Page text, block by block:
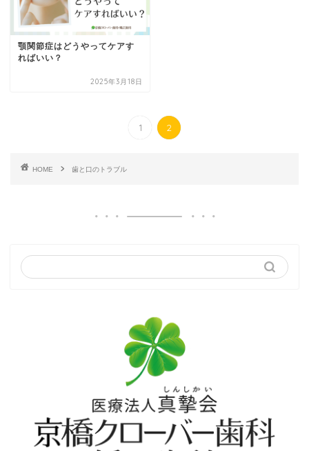
顎関節症はどうやってケアす
ればいい？
2025年3月18日
1 2
HOME 歯と口のトラブル